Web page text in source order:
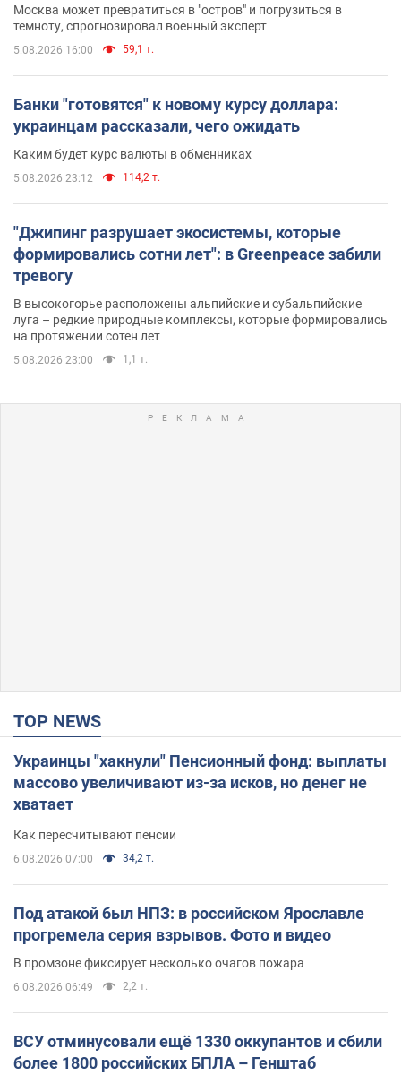
Москва может превратиться в "остров" и погрузиться в
темноту, спрогнозировал военный эксперт
5.08.2026 16:00 59,1 т.
Банки "готовятся" к новому курсу доллара:
украинцам рассказали, чего ожидать
Каким будет курс валюты в обменниках
5.08.2026 23:12 114,2 т.
"Джипинг разрушает экосистемы, которые
формировались сотни лет": в Greenpeace забили
тревогу
В высокогорье расположены альпийские и субальпийские
луга – редкие природные комплексы, которые формировались
на протяжении сотен лет
5.08.2026 23:00 1,1 т.
TOP NEWS
Украинцы "хакнули" Пенсионный фонд: выплаты
массово увеличивают из-за исков, но денег не
хватает
Как пересчитывают пенсии
6.08.2026 07:00 34,2 т.
Под атакой был НПЗ: в российском Ярославле
прогремела серия взрывов. Фото и видео
В промзоне фиксирует несколько очагов пожара
6.08.2026 06:49 2,2 т.
ВСУ отминусовали ещё 1330 оккупантов и сбили
более 1800 российских БПЛА – Генштаб